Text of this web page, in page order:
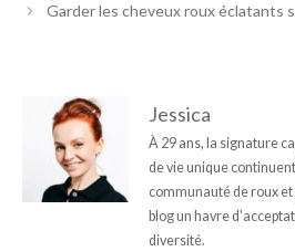
Garder les cheveux roux éclatants
Jessica
À 29 ans, la signature
de vie unique
communauté de roux
blog un havre
diversité.